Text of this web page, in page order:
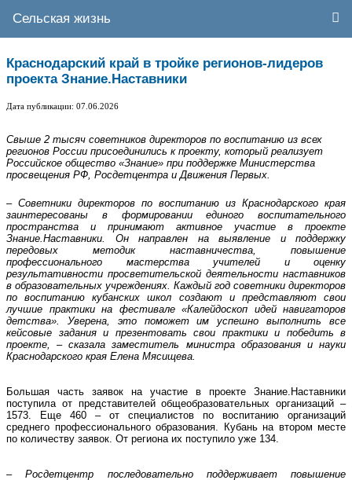
Сельская жизнь
Краснодарский край в тройке регионов-лидеров
проекта Знание.Наставники
Дата публикации: 07.06.2026
Свыше 2 тысяч советников директоров по воспитанию из всех
регионов России присоединились к проекту, который реализует
Российское общество «Знание» при поддержке Министерства
просвещения РФ, Росдетцентра и Движения Первых.
– Советники директоров по воспитанию из Краснодарского края
заинтересованы в формировании единого воспитательного
пространства и принимают активное участие в проекте
Знание.Наставники. Он направлен на выявление и поддержку
передовых методик наставничества, повышение
профессионального мастерства учителей и оценку
результативности просветительской деятельности наставников
в образовательных учреждениях. Каждый год советники директоров
по воспитанию кубанских школ создают и представляют свои
лучшие практики на фестивале «Калейдоскоп идей навигаторов
детства». Уверена, это поможет им успешно выполнить все
кейсовые задания и презентовать свои практики и победить в
проекте, – сказала заместитель министра образования и науки
Краснодарского края Елена Мясищева.
Большая часть заявок на участие в проекте Знание.Наставники
поступила от представителей общеобразовательных организаций –
1573. Еще 460 – от специалистов по воспитанию организаций
среднего профессионального образования. Кубань на втором месте
по количеству заявок. От региона их поступило уже 134.
– Росдетцентр последовательно поддерживает повышение